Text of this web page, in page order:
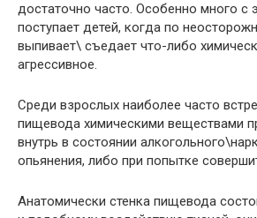
достаточно часто. Особенно много с
поступает детей, когда по
выпивает\ съедает что-либо
агрессивное.
Среди взрослых наиболее часто
пищевода химическими веществами
внутрь в состоянии
опьянения, либо при попытке
Анатомически стенка пищевода